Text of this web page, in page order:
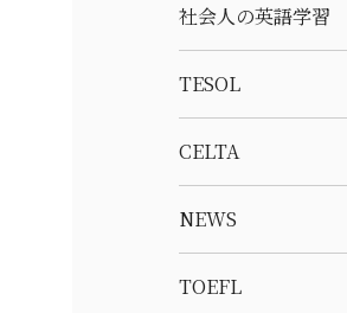
社会人の英語学習
TESOL
CELTA
NEWS
TOEFL